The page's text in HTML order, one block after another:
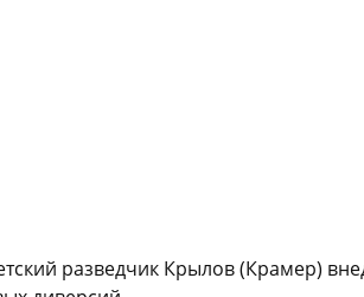
разведчик Крылов (Крамер)